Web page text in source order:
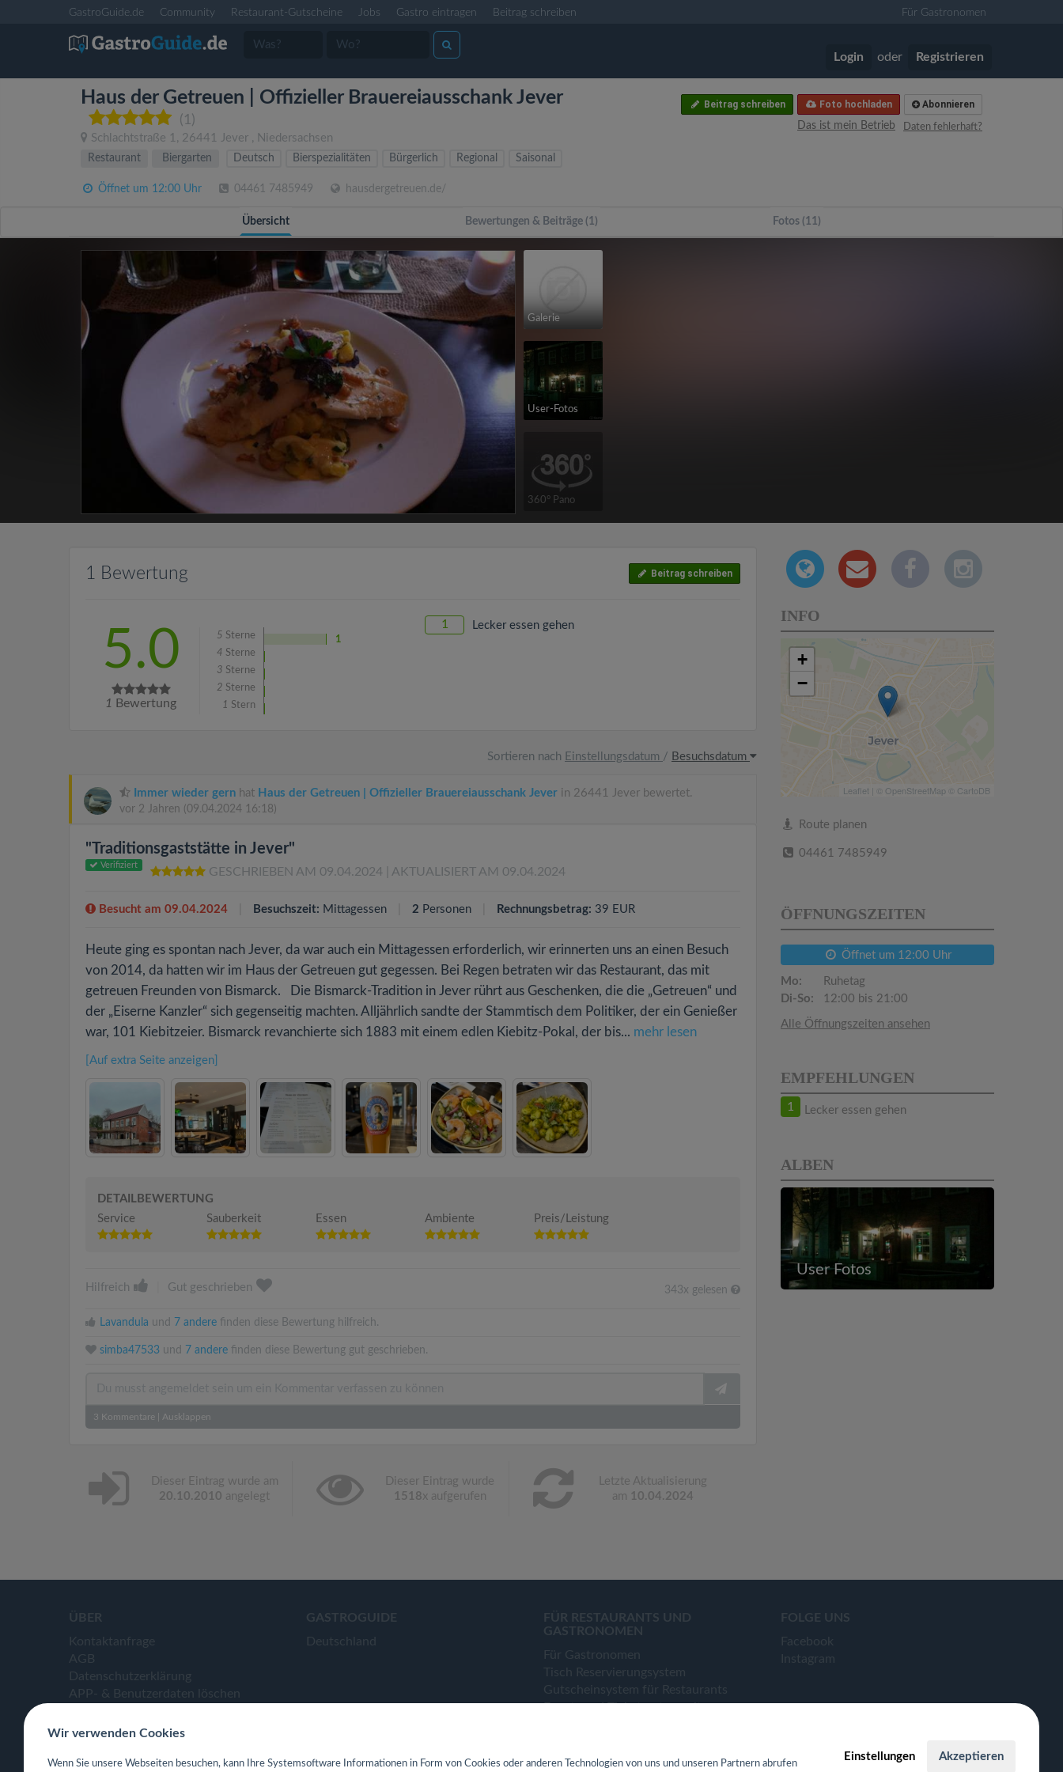
GastroGuide.de Community Restaurant-Gutscheine Jobs Gastro eintragen Beitrag schreiben Für Gastronomen
Login oder Registrieren
Haus der Getreuen | Offizieller Brauereiausschank Jever
(1)
Schlachtstraße 1 , 26441 Jever , Niedersachsen
Abonnieren
Foto hochladen
Beitrag schreiben
Daten fehlerhaft?
Das ist mein Betrieb
Restaurant Biergarten Deutsch Bierspezialitäten Bürgerlich Regional Saisonal
Öffnet um 12:00 Uhr 04461 7485949 hausdergetreuen.de/
Übersicht Bewertungen & Beiträge (1) Fotos (11)
Galerie
User-Fotos
360° Pano
1 Bewertung Beitrag schreiben
5.0
1 Bewertung
5 Sterne
1
4 Sterne
3 Sterne
2 Sterne
1 Stern
1 Lecker essen gehen
Sortieren nach Einstellungsdatum / Besuchsdatum
Immer wieder gern hat Haus der Getreuen | Offizieller Brauereiausschank Jever in 26441 Jever bewertet.
vor 2 Jahren (09.04.2024 16:18)
"Traditionsgaststätte in Jever"
Verifiziert
GESCHRIEBEN AM 09.04.2024 | AKTUALISIERT AM 09.04.2024
Besucht am 09.04.2024 Besuchszeit: Mittagessen 2 Personen Rechnungsbetrag: 39 EUR
Heute ging es spontan nach Jever, da war auch ein Mittagessen erforderlich, wir erinnerten uns an einen Besuch
von 2014, da hatten wir im Haus der Getreuen gut gegessen. Bei Regen betraten wir das Restaurant, das mit
getreuen Freunden von Bismarck. Die Bismarck-Tradition in Jever rührt aus Geschenken, die die „Getreuen“ und
der „Eiserne Kanzler“ sich gegenseitig machten. Alljährlich sandte der Stammtisch dem Politiker, der ein Genießer
war, 101 Kiebitzeier. Bismarck revanchierte sich 1883 mit einem edlen Kiebitz-Pokal, der bis... mehr lesen
[Auf extra Seite anzeigen]
DETAILBEWERTUNG
Service
Sauberkeit Essen Ambiente Preis/Leistung
Hilfreich Gut geschrieben 343x gelesen
Lavandula und 7 andere finden diese Bewertung hilfreich.
simba47533 und 7 andere finden diese Bewertung gut geschrieben.
3 Kommentare Ausklappen
Dieser Eintrag wurde am
20.10.2010 angelegt
Dieser Eintrag wurde
1518x aufgerufen
Letzte Aktualisierung
am 10.04.2024
INFO
+
−
Leaflet | © OpenStreetMap © CartoDB
Route planen
04461 7485949
ÖFFNUNGSZEITEN
Öffnet um 12:00 Uhr
Mo:
Ruhetag
Di-So:
12:00 bis 21:00
Alle Öffnungszeiten ansehen
EMPFEHLUNGEN
1 Lecker essen gehen
ALBEN
User Fotos
ÜBER
Kontaktanfrage
AGB
Datenschutzerklärung
APP- & Benutzerdaten löschen
GASTROGUIDE
Deutschland
FÜR RESTAURANTS UND
GASTRONOMEN
Für Gastronomen
Tisch Reservierungsystem
Gutscheinsystem für Restaurants
Event- und Ticketsystem mit
TakeAway
FOLGE UNS
Facebook
Instagram
Wir verwenden Cookies
Wenn Sie unsere Webseiten besuchen, kann Ihre Systemsoftware Informationen in Form von Cookies oder anderen Technologien von uns und unseren Partnern abrufen
Einstellungen Akzeptieren